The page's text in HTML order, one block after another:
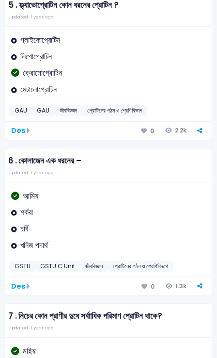
5 .ফ্ল্যাভোপ্রোটিন কোন ধরনের প্রোটিন ?
Updated: 1 year ago
গ্লাইকোপ্রোটিন
লিপোপ্রোটিন
ক্রোমোপ্রোটিন
মেটালোপ্রোটিন
GAU GAU জীববিজ্ঞান প্রোটিনের গঠন ও শ্রেণিবিভাগ
Des 0 2.2k
6 .কোলাজেন এক ধরনের –
Updated: 1 year ago
আমিষ
শর্করা
চর্বি
খনিজ পদার্থ
GSTU GSTU C Unit জীববিজ্ঞান প্রোটিনের গঠন ও শ্রেণিবিভাগ
Des 0 1.3k
7 .নিচের কোন প্রাণীর দুধে সর্বাাধিক পরিমাণ প্রোটিন থাকে?
Updated: 1 year ago
মহিষ